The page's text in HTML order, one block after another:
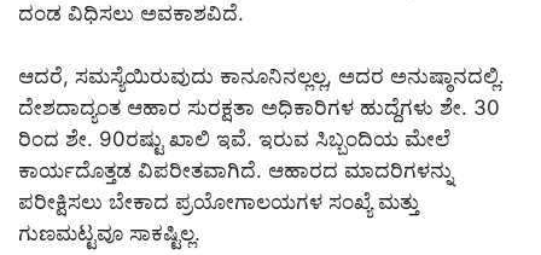
ದಂಡ ವಿಧಿಸಲು ಅವಕಾಶವಿದೆ.
ಆದರೆ, ಸಮಸ್ಯೆಯಿರುವುದು ಕಾನೂನಿನಲ್ಲಲ್ಲ, ಅದರ ಅನುಷ್ಠಾನದಲ್ಲಿ.
ದೇಶದಾದ್ಯಂತ ಆಹಾರ ಸುರಕ್ಷತಾ ಅಧಿಕಾರಿಗಳ ಹುದ್ದೆಗಳು ಶೇ. 30
ರಿಂದ ಶೇ. 90ರಷ್ಟು ಖಾಲಿ ಇವೆ. ಇರುವ ಸಿಬ್ಬಂದಿಯ ಮೇಲೆ
ಕಾರ್ಯದೊತ್ತಡ ವಿಪರೀತವಾಗಿದೆ. ಆಹಾರದ ಮಾದರಿಗಳನ್ನು
ಪರೀಕ್ಷಿಸಲು ಬೇಕಾದ ಪ್ರಯೋಗಾಲಯಗಳ ಸಂಖ್ಯೆ ಮತ್ತು
ಗುಣಮಟ್ಟವೂ ಸಾಕಷ್ಟಿಲ್ಲ.